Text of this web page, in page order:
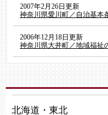
2007年2月26日更新
神奈川県愛川町／自治基本
2006年12月18日更新
神奈川県大井町／地域福祉
北海道・東北